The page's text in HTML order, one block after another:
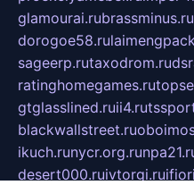
glamourai.rubrassminus.ru
dorogoe58.ru
sageerp.rutaxodrom.ru
ratinghomegames.ru
gtglasslined.ruii4.ru
blackwallstreet.ru
ikuch.runycr.org.ru
desert000.ruivtorgi.ru